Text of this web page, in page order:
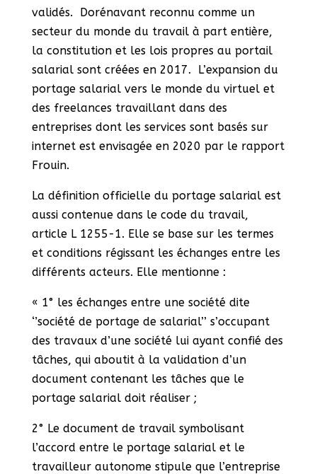
validés. Dorénavant reconnu comme un
secteur du monde du travail à part entière,
la constitution et les lois propres au portail
salarial sont créées en 2017. L’expansion du
portage salarial vers le monde du virtuel et
des freelances travaillant dans des
entreprises dont les services sont basés sur
internet est envisagée en 2020 par le rapport
Frouin.
La définition officielle du portage salarial est
aussi contenue dans le code du travail,
article L 1255-1. Elle se base sur les termes
et conditions régissant les échanges entre les
différents acteurs. Elle mentionne :
« 1° les échanges entre une société dite
‘’société de portage de salarial’’ s’occupant
des travaux d’une société lui ayant confié des
tâches, qui aboutit à la validation d’un
document contenant les tâches que le
portage salarial doit réaliser ;
2° Le document de travail symbolisant
l’accord entre le portage salarial et le
travailleur autonome stipule que l’entreprise